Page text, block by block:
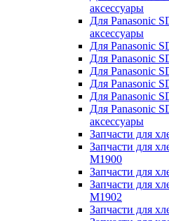
аксессуары
Для Panasonic
аксессуары
Для Panasonic
Для Panasonic
Для Panasonic
Для Panasonic
Для Panasonic
Для Panasonic
аксессуары
Запчасти для
Запчасти для
M1900
Запчасти для
Запчасти для
M1902
Запчасти для